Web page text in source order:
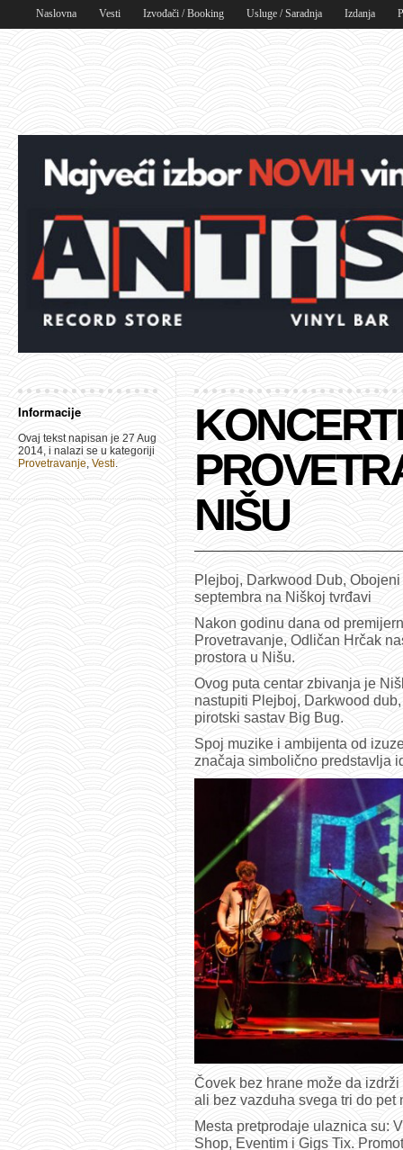
Naslovna Vesti Izvođači / Booking Usluge / Saradnja Izdanja
Informacije
Ovaj tekst napisan je 27 Aug
2014, i nalazi se u kategoriji
Provetravanje, Vesti.
NIŠU
Plejboj, Darkwood Dub,
septembra na Niškoj tvrđavi
Nakon godinu dana od
Provetravanje, Odličan Hrčak
prostora u Nišu.
Ovog puta centar zbivanja je
nastupiti Plejboj, Darkwood
pirotski sastav Big Bug.
Spoj muzike i ambijenta od
značaja simbolično predstavlja
Čovek bez hrane može da
ali bez vazduha svega tri do pet
Mesta pretprodaje ulaznica su:
Shop, Eventim i Gigs Tix.